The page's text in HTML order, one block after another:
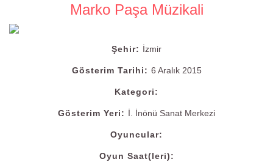
Marko Paşa Müzikali
Şehir: İzmir
Gösterim Tarihi: 6 Aralık 2015
Kategori:
Gösterim Yeri: İ. İnönü Sanat Merkezi
Oyuncular:
Oyun Saat(leri):